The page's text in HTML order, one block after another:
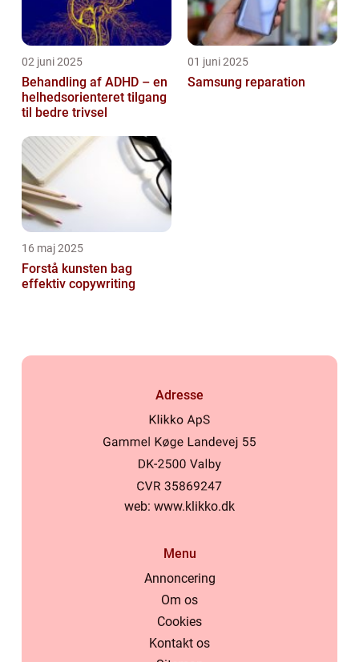
02 juni 2025
Behandling af ADHD – en
helhedsorienteret tilgang
til bedre trivsel
01 juni 2025
Samsung reparation
16 maj 2025
Forstå kunsten bag
effektiv copywriting
Adresse
web: www.klikko.dk
Menu
Annoncering
Om os
Cookies
Kontakt os